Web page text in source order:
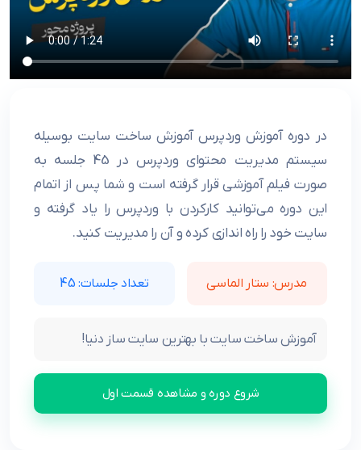
در دوره آموزش وردپرس آموزش ساخت سایت بوسیله
سیستم مدیریت محتوای وردپرس در 45 جلسه به
صورت فیلم آموزشی قرار گرفته است و شما پس از اتمام
این دوره می‏‏‏‌توانید کارکردن با وردپرس را یاد گرفته و
سایت خود را راه اندازی کرده و آن را مدیریت کنید.
مدرس: ستار الماسی تعداد جلسات: 45
آموزش ساخت سایت با بهترین سایت ساز دنیا!
شروع دوره و مشاهده قسمت اول